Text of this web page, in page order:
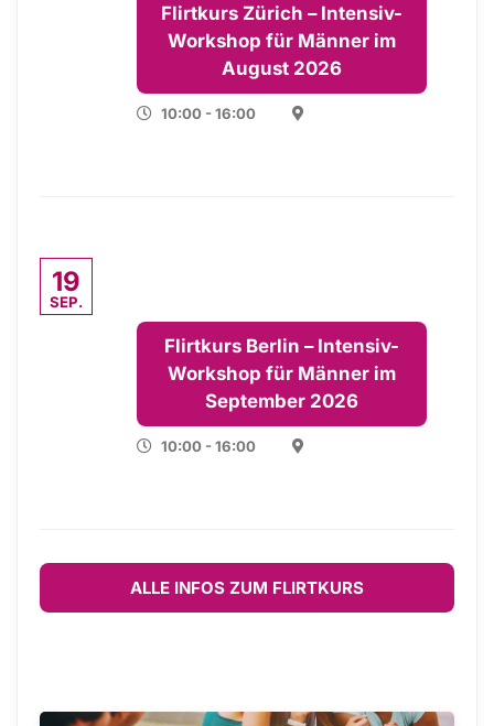
Flirtkurs Zürich – Intensiv-
Workshop für Männer im
August 2026
10:00 - 16:00
19
SEP.
Flirtkurs Berlin – Intensiv-
Workshop für Männer im
September 2026
10:00 - 16:00
ALLE INFOS ZUM FLIRTKURS